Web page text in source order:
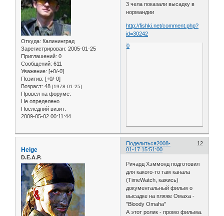
Откуда: Калининград
Зарегистрирован: 2005-01-25
Приглашений: 0
Сообщений: 611
Уважение: [+0/-0]
Позитив: [+0/-0]
Возраст: 48 [1978-01-25]
Провел на форуме:
Не определено
Последний визит:
2009-05-02 00:11:44
3 чела показали высадку в
нормандии
http://fishki.net/comment.php?
id=30242
0
Поделиться 12
2008-
01-17 15:51:00
Helge
D.E.A.P.
Ричард Хэммонд подготовил
для какого-то там канала
(TimeWatch, кажись)
документальный фильм о
высадке на пляже Омаха -
"Bloody Omaha"
А этот ролик - промо фильма.